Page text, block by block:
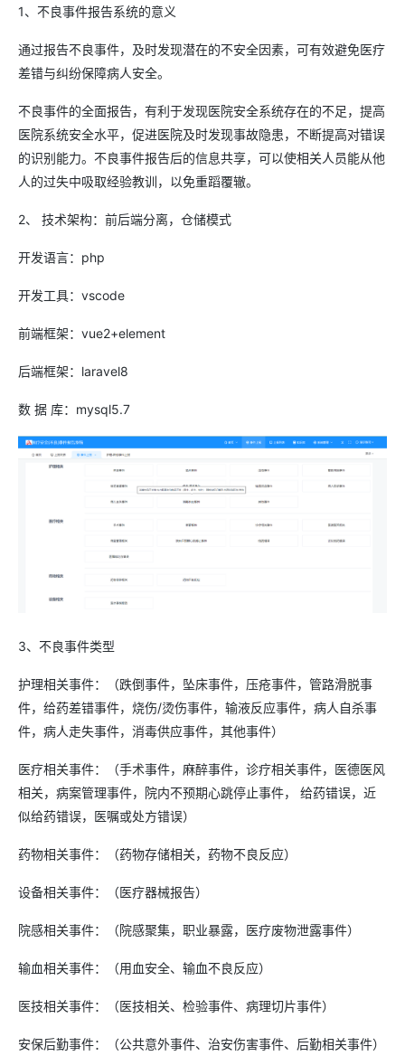
1、不良事件报告系统的意义
通过报告不良事件，及时发现潜在的不安全因素，可有效避免医疗
差错与纠纷保障病人安全。
不良事件的全面报告，有利于发现医院安全系统存在的不足，提高
医院系统安全水平，促进医院及时发现事故隐患，不断提高对错误
的识别能力。不良事件报告后的信息共享，可以使相关人员能从他
人的过失中吸取经验教训，以免重蹈覆辙。
2、 技术架构：前后端分离，仓储模式
开发语言：php
开发工具：vscode
前端框架：vue2+element
后端框架：laravel8
数 据 库：mysql5.7
3、不良事件类型
护理相关事件：（跌倒事件，坠床事件，压疮事件，管路滑脱事
件，给药差错事件，烧伤/烫伤事件，输液反应事件，病人自杀事
件，病人走失事件，消毒供应事件，其他事件）
医疗相关事件：（手术事件，麻醉事件，诊疗相关事件，医德医风
相关，病案管理事件，院内不预期心跳停止事件， 给药错误，近
似给药错误，医嘱或处方错误）
药物相关事件：（药物存储相关，药物不良反应）
设备相关事件：（医疗器械报告）
院感相关事件：（院感聚集，职业暴露，医疗废物泄露事件）
输血相关事件：（用血安全、输血不良反应）
医技相关事件：（医技相关、检验事件、病理切片事件）
安保后勤事件：（公共意外事件、治安伤害事件、后勤相关事件）